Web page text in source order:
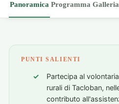
Panoramica Programma Galleria
PUNTI SALIENTI
Partecipa al
rurali di Tacloban,
contributo